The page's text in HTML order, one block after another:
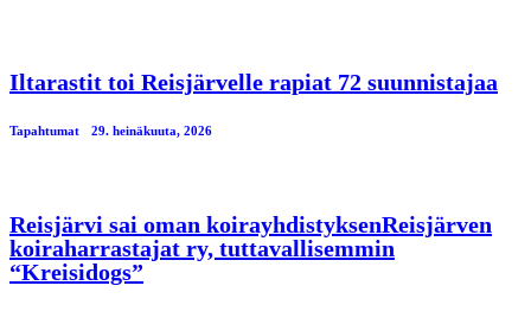
Iltarastit toi Reisjärvelle rapiat 72 suunnistajaa
Tapahtumat 29. heinäkuuta, 2026
Reisjärvi sai oman koirayhdistyksenReisjärven
koiraharrastajat ry, tuttavallisemmin
“Kreisidogs”